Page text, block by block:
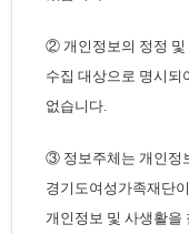
② 개인정보의 정정 및
수집 대상으로 명시되
없습니다.
③ 정보주체는 개인정
경기도여성가족재단
개인정보 및 사생활을